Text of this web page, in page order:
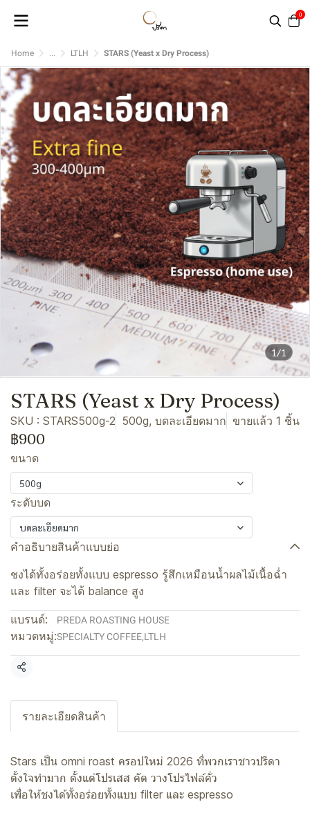
0
Home ... LTLH STARS (Yeast x Dry Process)
1/1
STARS (Yeast x Dry Process)
SKU : STARS500g-2 500g, บดละเอียดมาก ขายแล้ว 1 ชิ้น
฿900
ขนาด
500g
ระดับบด
บดละเอียดมาก
คำอธิบายสินค้าแบบย่อ
ชงได้ทั้งอร่อยทั้งแบบ espresso รู้สึกเหมือนน้ำผลไม้เนื้อฉ่ำ
และ filter จะได้ balance สูง
แบรนด์: PREDA ROASTING HOUSE
หมวดหมู่:SPECIALTY COFFEE,LTLH
แชร์
รายละเอียดสินค้า
Stars เป็น omni roast ครอปใหม่ 2026 ที่พวกเราชาวปรีดา
ตั้งใจทำมาก ตั้งแต่โปรเสส คัด วางโปรไฟล์คั่ว
เพื่อให้ชงได้ทั้งอร่อยทั้งแบบ filter และ espresso